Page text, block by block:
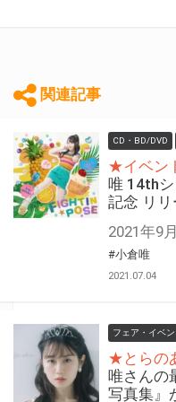
関連記事
CD・BD/DVD
★イベン
唯 14th
記念 リリ
#小倉唯
2021.07.04
フェア・イベン
★とらの
唯さんの
写真集』